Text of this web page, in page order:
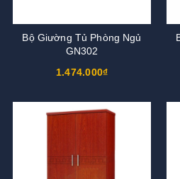
Bộ Giường Tủ Phòng Ngủ
GN302
1.474.000₫